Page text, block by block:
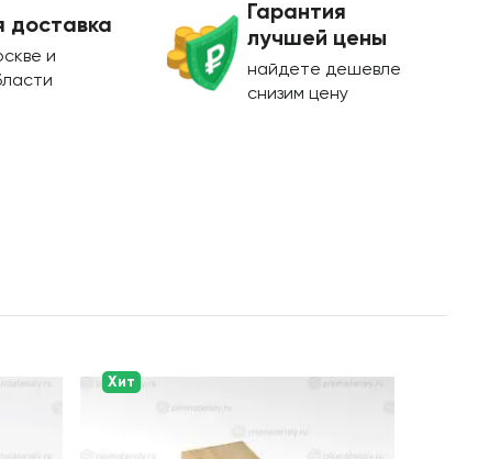
доставка
и
Гарантия
лучшей цены
найдете дешевле
снизим цену
Хит